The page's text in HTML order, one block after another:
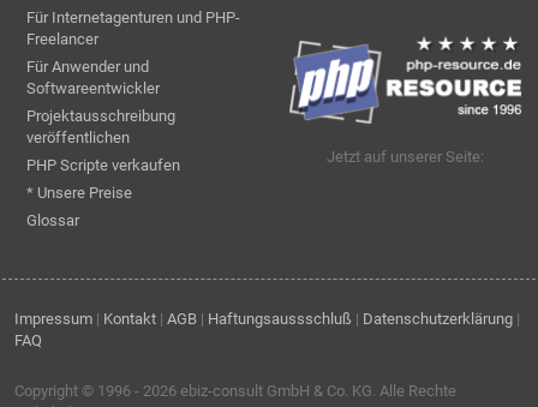
Für Internetagenturen und PHP-
Freelancer
Für Anwender und
Softwareentwickler
Projektausschreibung
veröffentlichen
PHP Scripte verkaufen
* Unsere Preise
Glossar
Jetzt auf unserer Seite:
Impressum | Kontakt | AGB | Haftungsaussschluß | Datenschutzerklärung |
FAQ
Copyright © 1996 - 2026 ebiz-consult GmbH & Co. KG. Alle Rechte